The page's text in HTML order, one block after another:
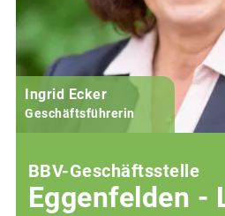
Ingrid Ecker
Geschäftsführerin
BBV-Geschäftsstelle
Eggenfelden -